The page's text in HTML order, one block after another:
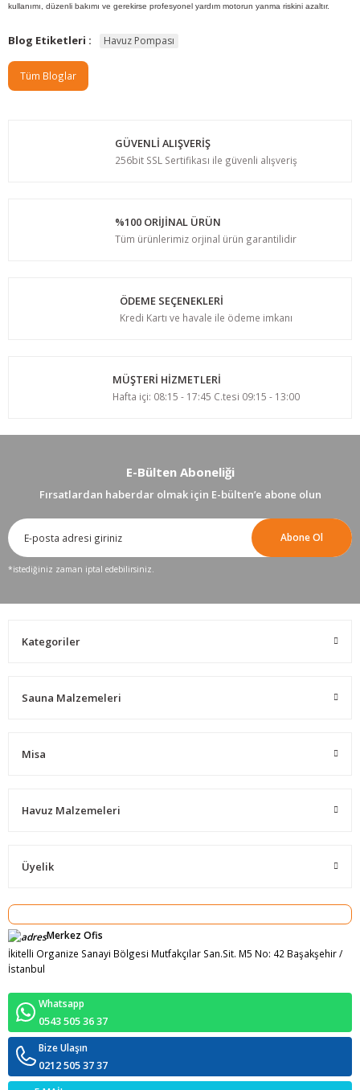
kullanımı, düzenli bakımı ve gerekirse profesyonel yardım motorun yanma riskini azaltır.
Blog Etiketleri : Havuz Pompası
Tüm Bloglar
GÜVENLİ ALIŞVERİŞ
256bit SSL Sertifikası ile güvenli alışveriş
%100 ORİJİNAL ÜRÜN
Tüm ürünlerimiz orjinal ürün garantilidir
ÖDEME SEÇENEKLERİ
Kredi Kartı ve havale ile ödeme imkanı
MÜŞTERİ HİZMETLERİ
Hafta içi: 08:15 - 17:45 C.tesi 09:15 - 13:00
E-Bülten Aboneliği
Fırsatlardan haberdar olmak için E-bülten’e abone olun
Abone Ol
*istediğiniz zaman iptal edebilirsiniz.
Kategoriler
Sauna Malzemeleri
Misa
Havuz Malzemeleri
Üyelik
Merkez Ofis
İkitelli Organize Sanayi Bölgesi Mutfakçılar San.Sit. M5 No: 42 Başakşehir /
İstanbul
Whatsapp
0543 505 36 37
Bize Ulaşın
0212 505 37 37